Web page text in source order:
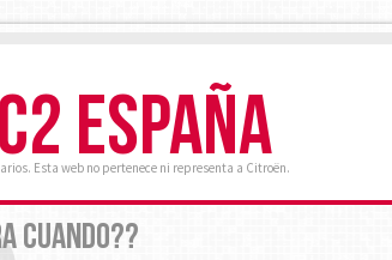
ESPAÑA
Esta web no pertenece ni representa a Citroën.
CUANDO??